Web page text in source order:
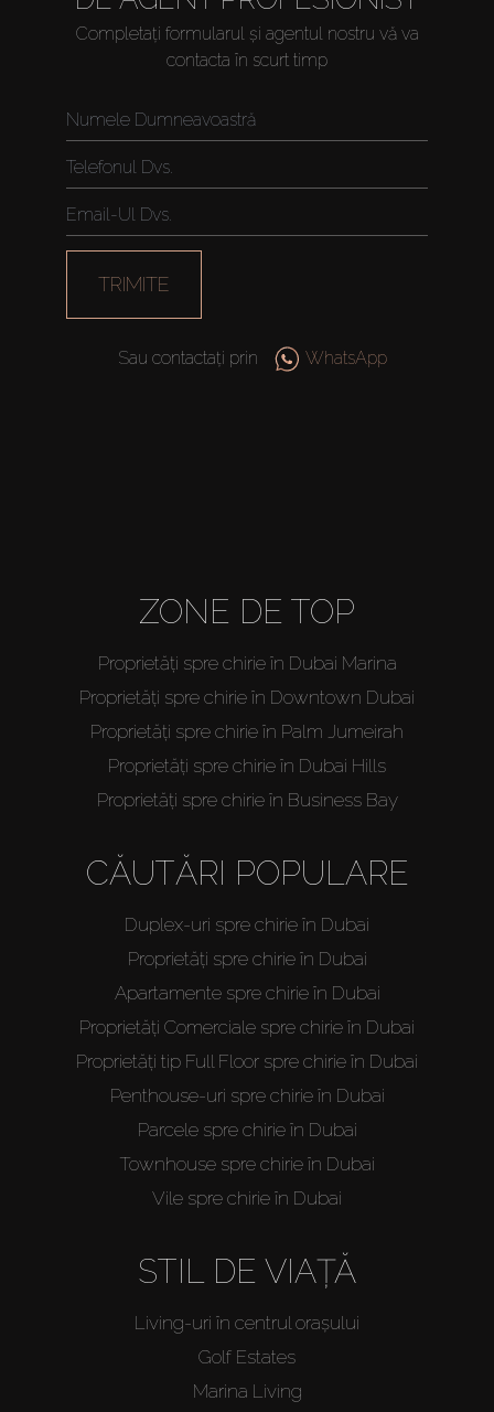
Completați formularul și agentul nostru vă va
contacta în scurt timp
TRIMITE
Sau contactați prin WhatsApp
ZONE DE TOP
Proprietăți spre chirie în Dubai Marina
Proprietăți spre chirie în Downtown Dubai
Proprietăți spre chirie în Palm Jumeirah
Proprietăți spre chirie în Dubai Hills
Proprietăți spre chirie în Business Bay
CĂUTĂRI POPULARE
Duplex-uri spre chirie în Dubai
Proprietăți spre chirie în Dubai
Apartamente spre chirie în Dubai
Proprietăți Comerciale spre chirie în Dubai
Proprietăți tip Full Floor spre chirie în Dubai
Penthouse-uri spre chirie în Dubai
Parcele spre chirie în Dubai
Townhouse spre chirie în Dubai
Vile spre chirie în Dubai
STIL DE VIAȚĂ
Living-uri în centrul orașului
Golf Estates
Marina Living